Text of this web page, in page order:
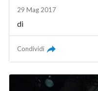
29 Mag 2017
di
Condividi